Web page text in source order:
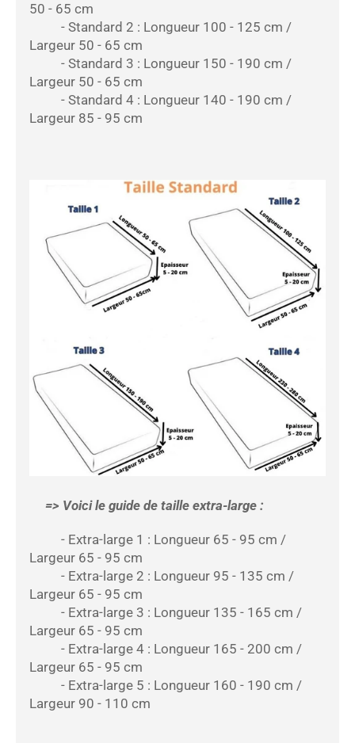
50 - 65 cm
- Standard 2 : Longueur 100 - 125 cm /
Largeur 50 - 65 cm
- Standard 3 : Longueur 150 - 190 cm /
Largeur 50 - 65 cm
- Standard 4 : Longueur 140 - 190 cm /
Largeur 85 - 95 cm
=> Voici le guide de taille extra-large :
- Extra-large 1 : Longueur 65 - 95 cm /
Largeur 65 - 95 cm
- Extra-large 2 : Longueur 95 - 135 cm /
Largeur 65 - 95 cm
- Extra-large 3 : Longueur 135 - 165 cm /
Largeur 65 - 95 cm
- Extra-large 4 : Longueur 165 - 200 cm /
Largeur 65 - 95 cm
- Extra-large 5 : Longueur 160 - 190 cm /
Largeur 90 - 110 cm